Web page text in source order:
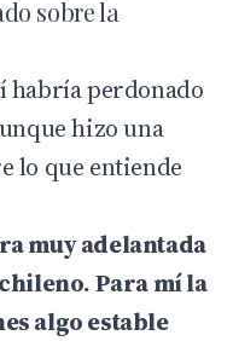
sobre la
habría perdonado
hizo una
lo que entiende
muy adelantada
Para mí la
algo estable